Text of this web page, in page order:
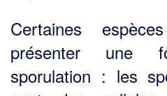
Certaines
présenter une
sporulation : les